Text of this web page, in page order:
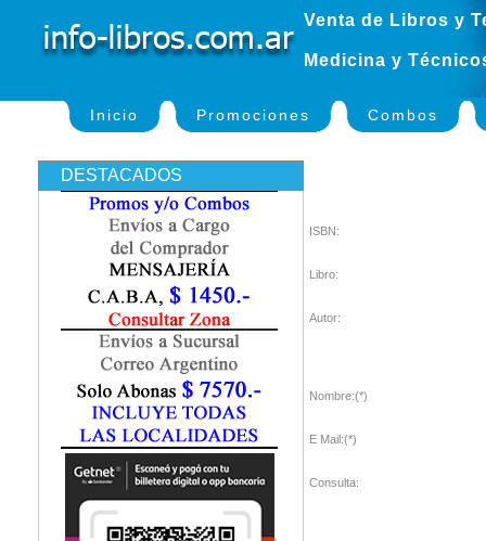
Venta de Libros y
Medicina y
Inicio Promociones Combos
DESTACADOS
ISBN:
Libro:
Autor:
Nombre:(*)
E Mail:(*)
Consulta: